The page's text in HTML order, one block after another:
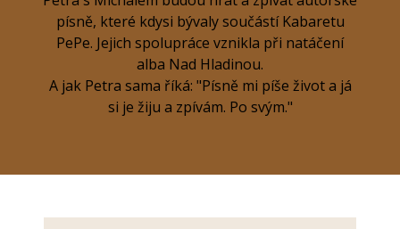
písně, které kdysi bývaly součástí Kabaretu
PePe. Jejich spolupráce vznikla při natáčení
alba Nad Hladinou.
A jak Petra sama říká: "Písně mi píše život a já
si je žiju a zpívám. Po svým."